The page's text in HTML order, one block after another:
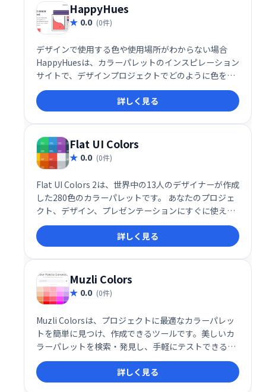
HappyHues
0.0 (0件)
デザインで使用する色や使用場所がわからない場合
HappyHuesは、カラーパレットのインスピレーション
サイトで、デザインプロジェクトでどのように色を使
用できるかの実例として機能します。
詳しく見る
Flat UI Colors
0.0 (0件)
Flat UI Colors 2は、世界中の13人のデザイナーが作成
した280色のカラーパレットです。 あなたのプロジェ
クト、デザイン、プレゼンテーションにすぐに使える
よう、コピー＆ペースト形式で提供。洗練されたフラ
ットデザインに最適なカラーセットです。
詳しく見る
Muzli Colors
0.0 (0件)
Muzli Colorsは、プロジェクトに最適なカラーパレッ
トを簡単に見つけ、作成できるツールです。美しいカ
ラーパレットを検索・発見し、手軽にテストできるの
で、デザイン制作の効率化に役立ちます。 アイデア出
しから配色決定まで、スムーズなワークフローを実現
します。
詳しく見る